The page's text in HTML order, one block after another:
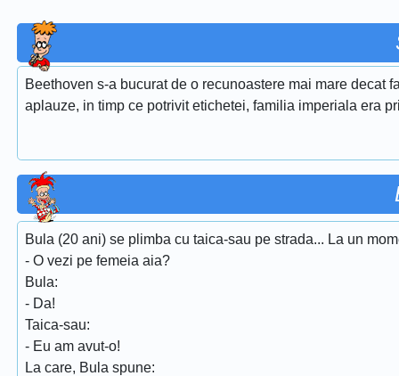
Beethoven s-a bucurat de o recunoastere mai mare decat
aplauze, in timp ce potrivit etichetei, familia imperiala era
Bula (20 ani) se plimba cu taica-sau pe strada... La un
- O vezi pe femeia aia?
Bula:
- Da!
Taica-sau:
- Eu am avut-o!
La care, Bula spune: